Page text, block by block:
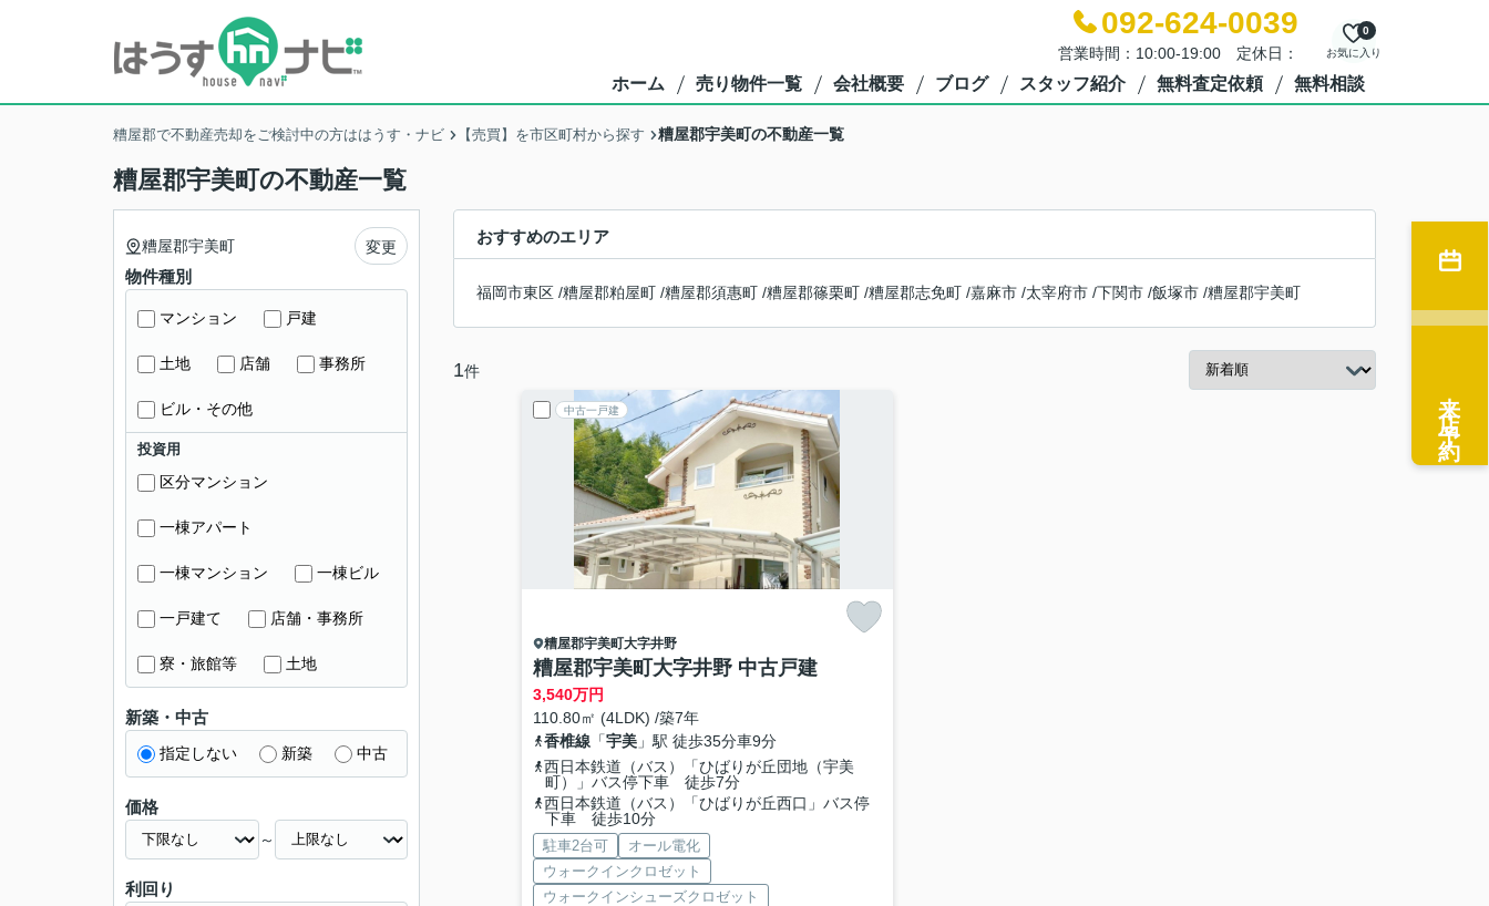
092-624-0039
営業時間：10:00-19:00 定休日： お気に入り
0
ホーム 売り物件一覧 会社概要 ブログ スタッフ紹介 無料査定依頼 無料相談
糟屋郡で不動産売却をご検討中の方ははうす・ナビ 【売買】を市区町村から探す 糟屋郡宇美町の不動産一覧
糟屋郡宇美町の不動産一覧
おすすめのエリア
福岡市東区 /糟屋郡粕屋町 /糟屋郡須惠町 /糟屋郡篠栗町 /糟屋郡志免町 /嘉麻市 /太宰府市 /下関市 /飯塚市 /糟屋郡宇美町
1件
中古一戸建
糟屋郡宇美町大字井野
糟屋郡宇美町大字井野 中古戸建
3,540万円
110.80㎡ (4LDK) /築7年
香椎線「宇美」駅 徒歩35分車9分
西日本鉄道（バス）「ひばりが丘団地（宇美
町）」バス停下車 徒歩7分
西日本鉄道（バス）「ひばりが丘西口」バス停
下車 徒歩10分
駐車2台可
オール電化
ウォークインクロゼット
ウォークインシューズクロゼット
糟屋郡宇美町 変更
物件種別
マンション 戸建
土地 店舗 事務所
ビル・その他
投資用
区分マンション
一棟アパート
一棟マンション 一棟ビル
一戸建て 店舗・事務所
寮・旅館等 土地
新築・中古
指定しない 新築 中古
価格
～
利回り
来店予約